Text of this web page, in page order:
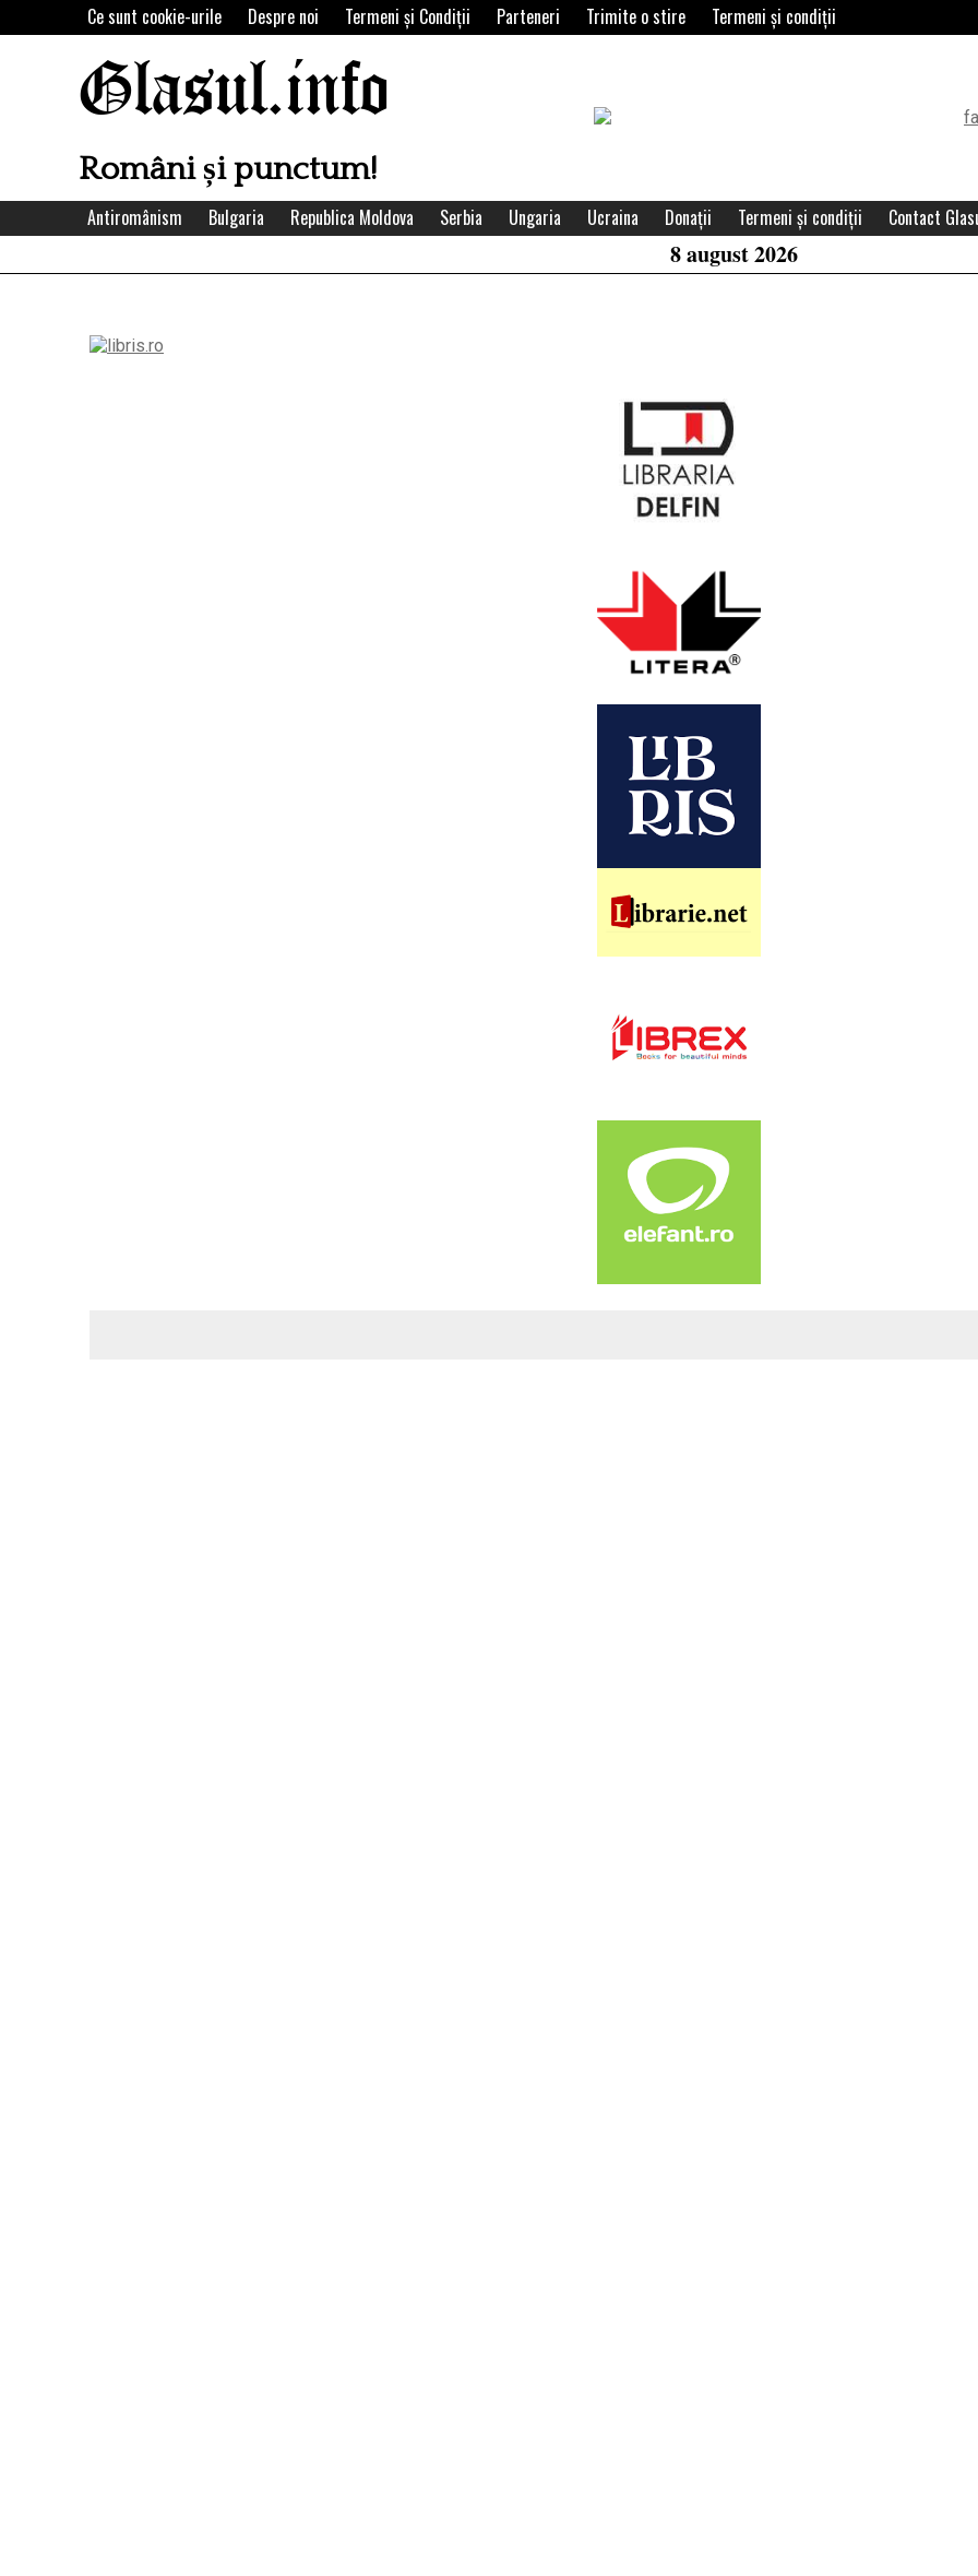
to
Ce sunt cookie-urile Despre noi Termeni şi Condiţii Parteneri Trimite o stire Termeni și condiții
Glasul.info
Români și punctum!
Header
Area
Antiromânism Bulgaria Republica Moldova Serbia Ungaria Ucraina Donații Termeni și condiții Contact
8 august 2026
Left
Asides